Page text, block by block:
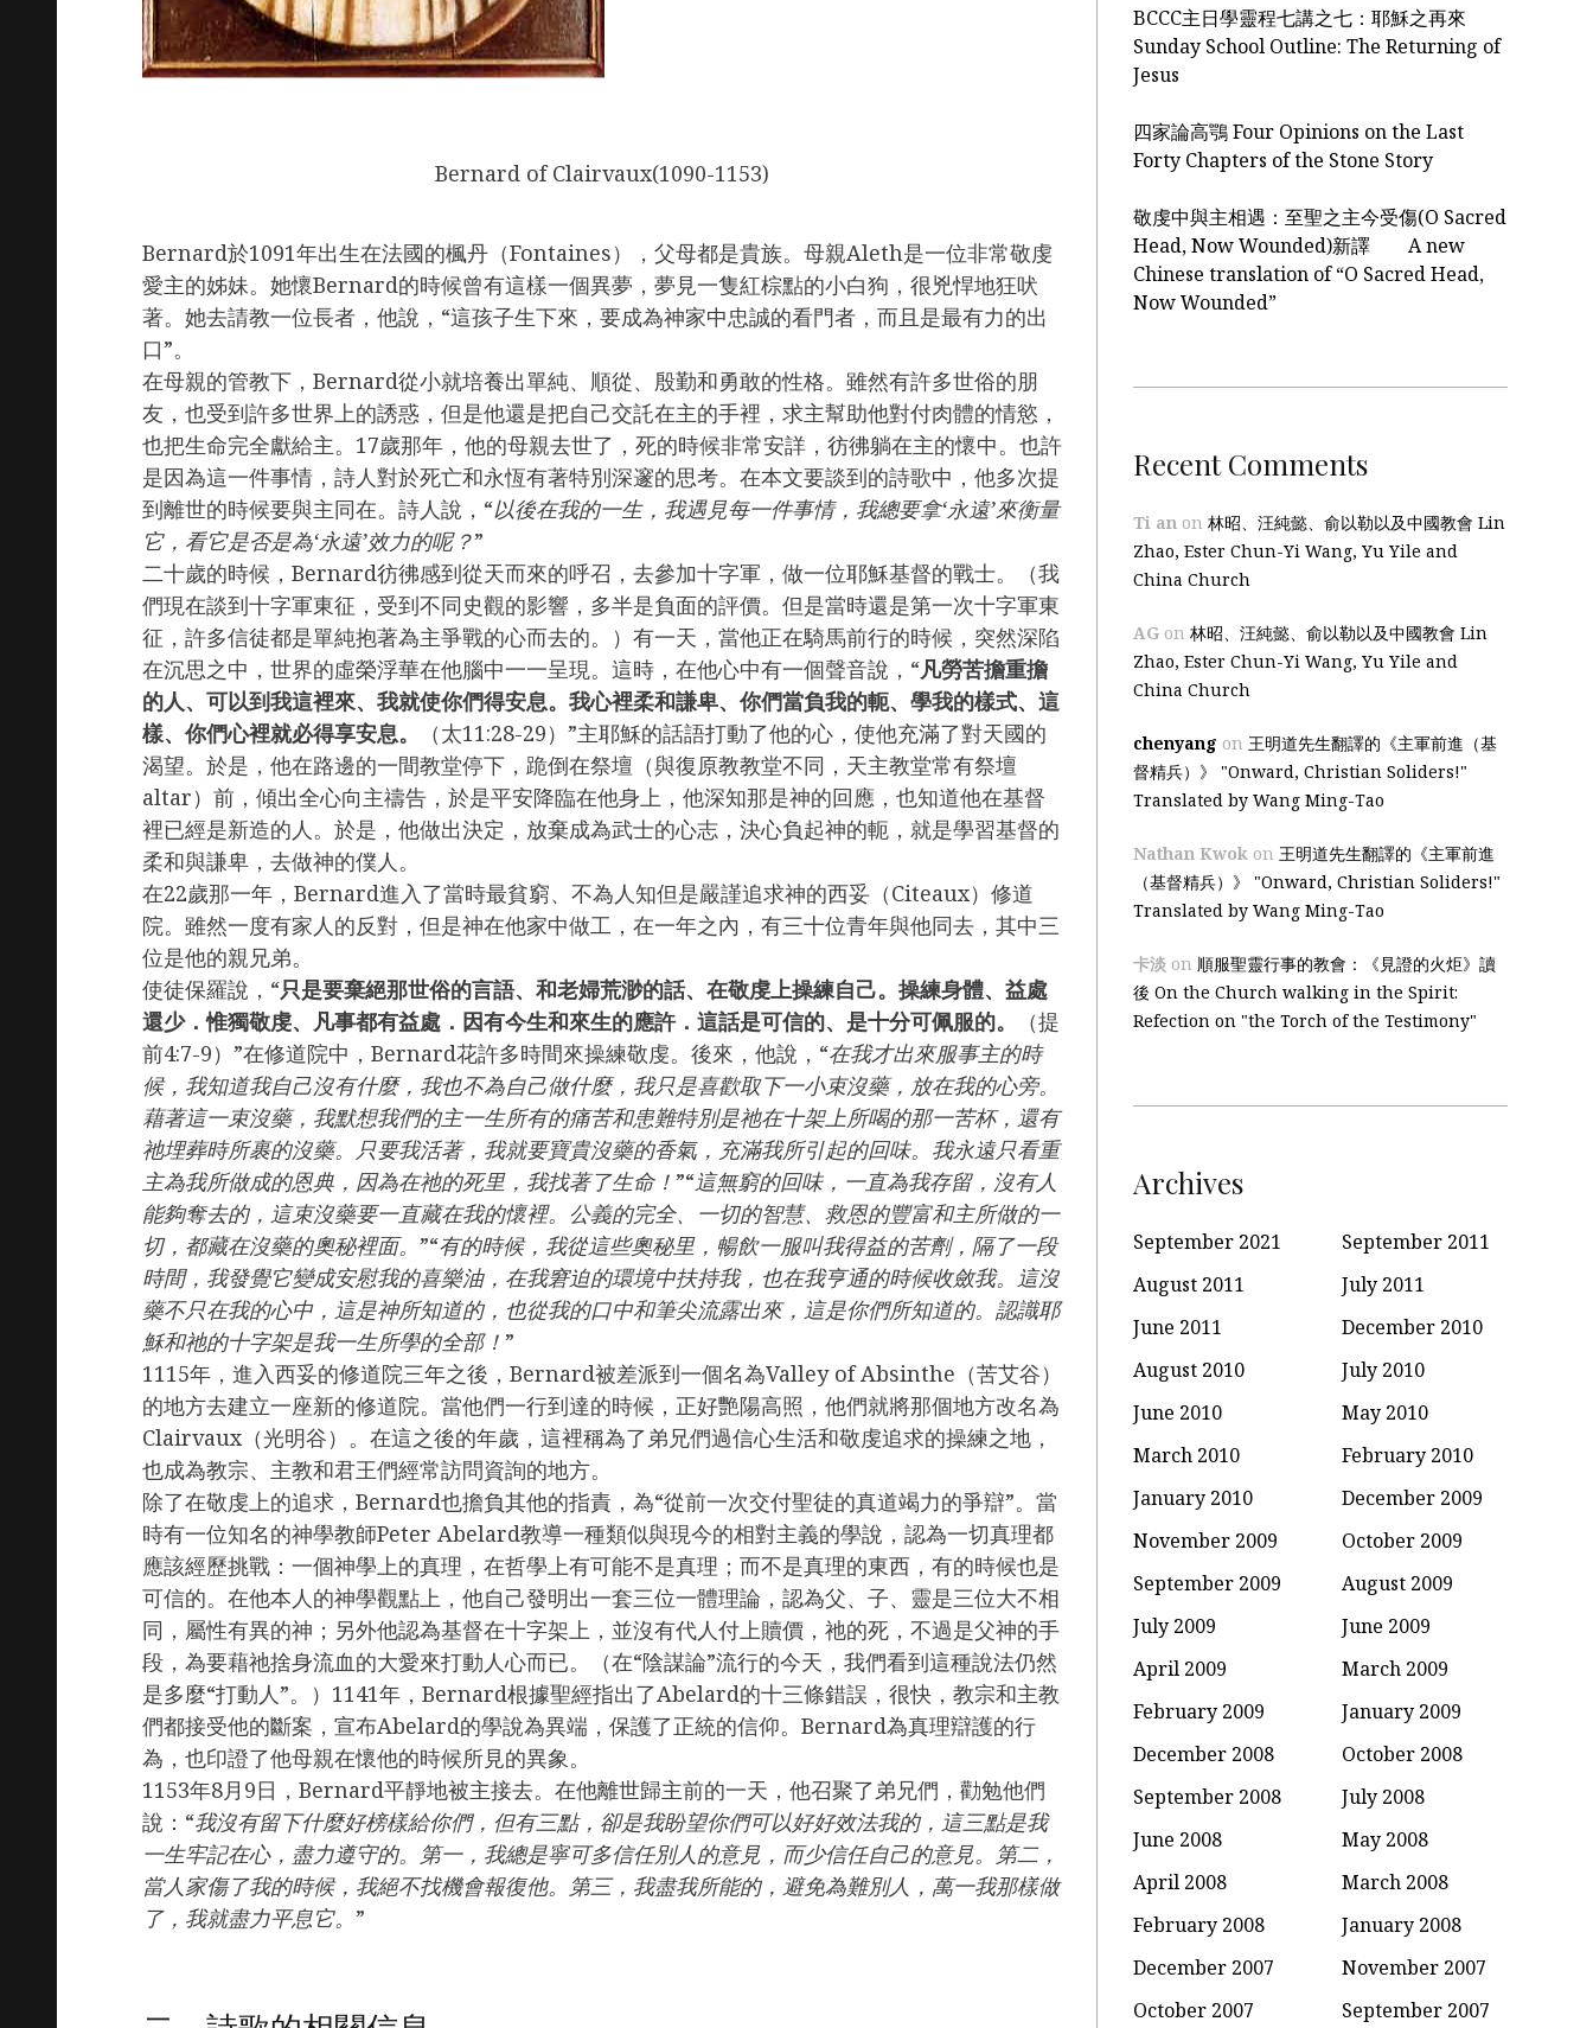
Bernard of Clairvaux(1090-1153)
Bernard於1091年出生在法國的楓丹（Fontaines），父母都是貴族。母親Aleth是一位非常敬虔
愛主的姊妹。她懷Bernard的時候曾有這樣一個異夢，夢見一隻紅棕點的小白狗，很兇悍地狂吠
著。她去請教一位長者，他說，“這孩子生下來，要成為神家中忠誠的看門者，而且是最有力的出
口”。
在母親的管教下，Bernard從小就培養出單純、順從、殷勤和勇敢的性格。雖然有許多世俗的朋
友，也受到許多世界上的誘惑，但是他還是把自己交託在主的手裡，求主幫助他對付肉體的情慾，
也把生命完全獻給主。17歲那年，他的母親去世了，死的時候非常安詳，彷彿躺在主的懷中。也許
是因為這一件事情，詩人對於死亡和永恆有著特別深邃的思考。在本文要談到的詩歌中，他多次提
到離世的時候要與主同在。詩人說，“以後在我的一生，我遇見每一件事情，我總要拿‘永遠’來衡量
它，看它是否是為‘永遠’效力的呢？”
二十歲的時候，Bernard彷彿感到從天而來的呼召，去參加十字軍，做一位耶穌基督的戰士。（我
們現在談到十字軍東征，受到不同史觀的影響，多半是負面的評價。但是當時還是第一次十字軍東
征，許多信徒都是單純抱著為主爭戰的心而去的。）有一天，當他正在騎馬前行的時候，突然深陷
在沉思之中，世界的虛榮浮華在他腦中一一呈現。這時，在他心中有一個聲音說，“凡勞苦擔重擔
的人、可以到我這裡來、我就使你們得安息。我心裡柔和謙卑、你們當負我的軛、學我的樣式、這
樣、你們心裡就必得享安息。
（太11:28-29）”主耶穌的話語打動了他的心，使他充滿了對天國的
渴望。於是，他在路邊的一間教堂停下，跪倒在祭壇（與復原教教堂不同，天主教堂常有祭壇
altar）前，傾出全心向主禱告，於是平安降臨在他身上，他深知那是神的回應，也知道他在基督
裡已經是新造的人。於是，他做出決定，放棄成為武士的心志，決心負起神的軛，就是學習基督的
柔和與謙卑，去做神的僕人。
在22歲那一年，Bernard進入了當時最貧窮、不為人知但是嚴謹追求神的西妥（Citeaux）修道
院。雖然一度有家人的反對，但是神在他家中做工，在一年之內，有三十位青年與他同去，其中三
位是他的親兄弟。
使徒保羅說，“只是要棄絕那世俗的言語、和老婦荒渺的話、在敬虔上操練自己。操練身體、益處
還少．惟獨敬虔、凡事都有益處．因有今生和來生的應許．這話是可信的、是十分可佩服的。
（提
前4:7-9）”在修道院中，Bernard花許多時間來操練敬虔。後來，他說，“在我才出來服事主的時
候，我知道我自己沒有什麼，我也不為自己做什麼，我只是喜歡取下一小束沒藥，放在我的心旁。
藉著這一束沒藥，我默想我們的主一生所有的痛苦和患難特別是祂在十架上所喝的那一苦杯，還有
祂埋葬時所裹的沒藥。只要我活著，我就要寶貴沒藥的香氣，充滿我所引起的回味。我永遠只看重
主為我所做成的恩典，因為在祂的死里，我找著了生命！ ”“這無窮的回味，一直為我存留，沒有人
能夠奪去的，這束沒藥要一直藏在我的懷裡。公義的完全、一切的智慧、救恩的豐富和主所做的一
切，都藏在沒藥的奧秘裡面。 ”“有的時候，我從這些奧秘里，暢飲一服叫我得益的苦劑，隔了一段
時間，我發覺它變成安慰我的喜樂油，在我窘迫的環境中扶持我，也在我亨通的時候收斂我。這沒
藥不只在我的心中，這是神所知道的，也從我的口中和筆尖流露出來，這是你們所知道的。認識耶
穌和祂的十字架是我一生所學的全部！ ”
1115年，進入西妥的修道院三年之後，Bernard被差派到一個名為Valley of Absinthe（苦艾谷）
的地方去建立一座新的修道院。當他們一行到達的時候，正好艷陽高照，他們就將那個地方改名為
Clairvaux（光明谷）。在這之後的年歲，這裡稱為了弟兄們過信心生活和敬虔追求的操練之地，
也成為教宗、主教和君王們經常訪問資詢的地方。
除了在敬虔上的追求，Bernard也擔負其他的指責，為“從前一次交付聖徒的真道竭力的爭辯”。當
時有一位知名的神學教師Peter Abelard教導一種類似與現今的相對主義的學說，認為一切真理都
應該經歷挑戰：一個神學上的真理，在哲學上有可能不是真理；而不是真理的東西，有的時候也是
可信的。在他本人的神學觀點上，他自己發明出一套三位一體理論，認為父、子、靈是三位大不相
同，屬性有異的神；另外他認為基督在十字架上，並沒有代人付上贖價，祂的死，不過是父神的手
段，為要藉祂捨身流血的大愛來打動人心而已。（在“陰謀論”流行的今天，我們看到這種說法仍然
是多麼“打動人”。）1141年，Bernard根據聖經指出了Abelard的十三條錯誤，很快，教宗和主教
們都接受他的斷案，宣布Abelard的學說為異端，保護了正統的信仰。Bernard為真理辯護的行
為，也印證了他母親在懷他的時候所見的異象。
1153年8月9日，Bernard平靜地被主接去。在他離世歸主前的一天，他召聚了弟兄們，勸勉他們
說：“我沒有留下什麼好榜樣給你們，但有三點，卻是我盼望你們可以好好效法我的，這三點是我
一生牢記在心，盡力遵守的。第一，我總是寧可多信任別人的意見，而少信任自己的意見。第二，
當人家傷了我的時候，我絕不找機會報復他。第三，我盡我所能的，避免為難別人，萬一我那樣做
了，我就盡力平息它。 ”
BCCC主日學靈程七講之七：耶穌之再來
Sunday School Outline: The Returning of
Jesus
四家論高鶚 Four Opinions on the Last
Forty Chapters of the Stone Story
敬虔中與主相遇：至聖之主今受傷(O Sacred
Head, Now Wounded)新譯 A new
Chinese translation of “O Sacred Head,
Now Wounded”
Recent Comments
Ti an on林昭、汪純懿、俞以勒以及中國教會 Lin
Zhao, Ester Chun-Yi Wang, Yu Yile and
China Church
AG on林昭、汪純懿、俞以勒以及中國教會 Lin
Zhao, Ester Chun-Yi Wang, Yu Yile and
China Church
chenyang on王明道先生翻譯的《主軍前進（基
督精兵）》 "Onward, Christian Soliders!"
Translated by Wang Ming-Tao
Nathan Kwok on王明道先生翻譯的《主軍前進
（基督精兵）》 "Onward, Christian Soliders!"
Translated by Wang Ming-Tao
卡淡 on 順服聖靈行事的教會：《見證的火炬》讀
後 On the Church walking in the Spirit:
Refection on "the Torch of the Testimony"
Archives
September 2021
September 2011
August 2011
July 2011
June 2011
December 2010
August 2010
July 2010
June 2010
May 2010
March 2010
February 2010
January 2010
December 2009
November 2009
October 2009
September 2009
August 2009
July 2009
June 2009
April 2009
March 2009
February 2009
January 2009
December 2008
October 2008
September 2008
July 2008
June 2008
May 2008
April 2008
March 2008
February 2008
January 2008
December 2007
November 2007
October 2007
September 2007